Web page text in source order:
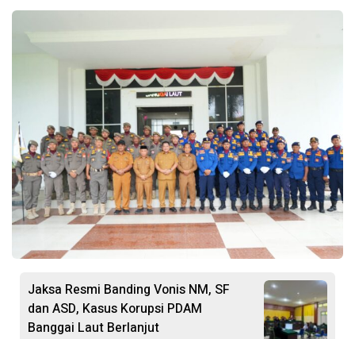
Jaksa Resmi Banding Vonis NM, SF
dan ASD, Kasus Korupsi PDAM
Banggai Laut Berlanjut